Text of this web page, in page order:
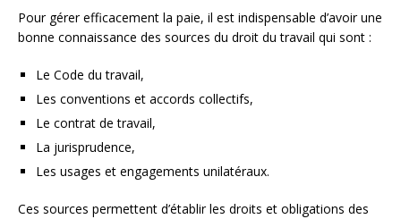
Pour gérer efficacement la paie, il est indispensable d’avoir une
bonne connaissance des sources du droit du travail qui sont :
Le Code du travail,
Les conventions et accords collectifs,
Le contrat de travail,
La jurisprudence,
Les usages et engagements unilatéraux.
Ces sources permettent d’établir les droits et obligations des